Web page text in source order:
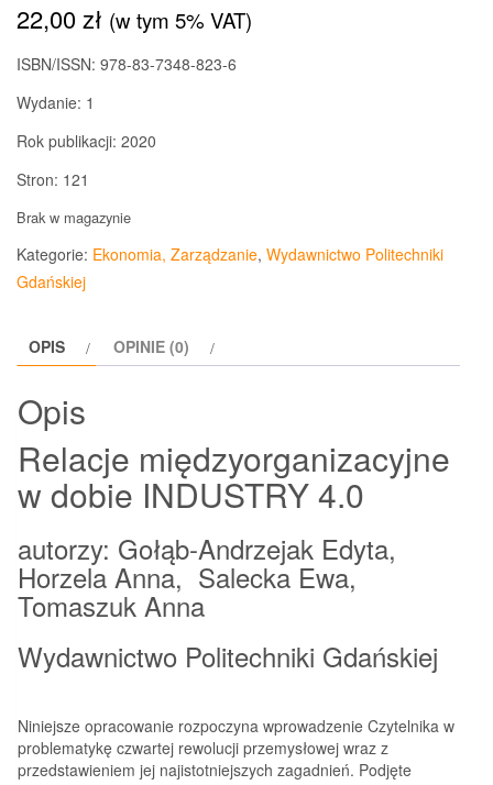
22,00zł (w tym 5% VAT)
ISBN/ISSN: 978-83-7348-823-6
Wydanie: 1
Rok publikacji: 2020
Stron: 121
Brak w magazynie
Kategorie: Ekonomia, Zarządzanie, Wydawnictwo Politechniki
Gdańskiej
OPIS OPINIE (0)
Opis
Relacje międzyorganizacyjne
w dobie INDUSTRY 4.0
autorzy: Gołąb-Andrzejak Edyta,
Horzela Anna, Salecka Ewa,
Tomaszuk Anna
Wydawnictwo Politechniki Gdańskiej
Niniejsze opracowanie rozpoczyna wprowadzenie Czytelnika w
problematykę czwartej rewolucji przemysłowej wraz z
przedstawieniem jej najistotniejszych zagadnień. Podjęte